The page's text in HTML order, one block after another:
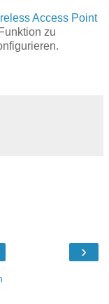
Access Point
zu
›